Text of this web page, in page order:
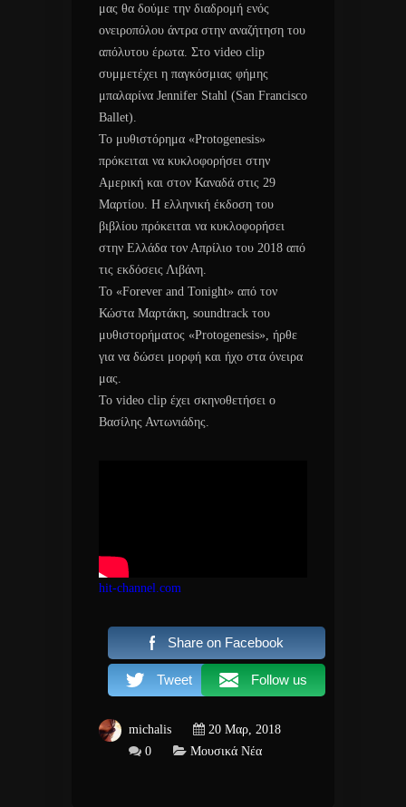
μας θα δούμε την διαδρομή ενός
ονειροπόλου άντρα στην αναζήτηση του
απόλυτου έρωτα. Στο video clip
συμμετέχει η παγκόσμιας φήμης
μπαλαρίνα Jennifer Stahl (San Francisco
Ballet).
Το μυθιστόρημα «Protogenesis»
πρόκειται να κυκλοφορήσει στην
Αμερική και στον Καναδά στις 29
Μαρτίου. Η ελληνική έκδοση του
βιβλίου πρόκειται να κυκλοφορήσει
στην Ελλάδα τον Απρίλιο του 2018 από
τις εκδόσεις Λιβάνη.
Το «Forever and Tonight» από τον
Κώστα Μαρτάκη, soundtrack του
μυθιστορήματος «Protogenesis», ήρθε
για να δώσει μορφή και ήχο στα όνειρα
μας.
Το video clip έχει σκηνοθετήσει ο
Βασίλης Αντωνιάδης.
hit-channel.com
Share on Facebook
Tweet Follow us
michalis
20 Μαρ, 2018
0
Μουσικά Νέα